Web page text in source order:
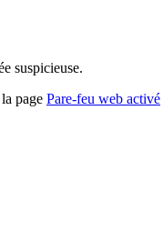
suspicieuse.
page Pare-feu web activé